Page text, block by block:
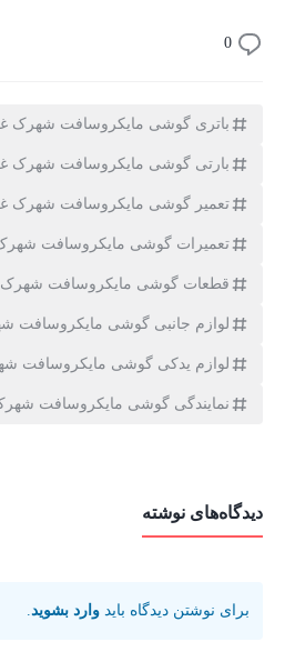
پخش انواع
هدفون و هندزفری مایکروسافت
آریانا مرکز تخصصیتعمیرات گوشی
مرکزتعمیرات تبلت مایکروسافت
معرفی محله شهرک
منطقه با ترکیب جذابیت‌های شهری و
تاریخچه شهرک غرب
اروپایی طراحی شده و با توجه به رشد
0
باتری گوشی مایکروسافت شهرک
بارتی گوشی مایکروسافت شهرک
تعمیر گوشی مایکروسافت شهرک
تعمیرات گوشی مایکروسافت
قطعات گوشی مایکروسافت
لوازم جانبی گوشی مایکروسافت
لوازم یدکی گوشی مایکروسافت
نمایندگی گوشی مایکروسافت
دیدگاه‌های نوشته
برای نوشتن دیدگاه باید وارد بشوید